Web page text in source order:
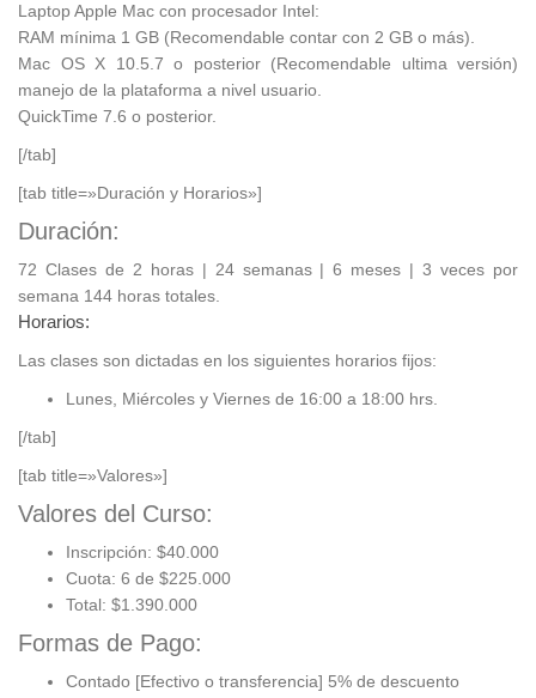
Laptop Apple Mac con procesador Intel:
RAM mínima 1 GB (Recomendable contar con 2 GB o más).
Mac OS X 10.5.7 o posterior (Recomendable ultima versión)
manejo de la plataforma a nivel usuario.
QuickTime 7.6 o posterior.
[/tab]
[tab title=»Duración y Horarios»]
Duración:
72 Clases de 2 horas | 24 semanas | 6 meses | 3 veces por
semana 144 horas totales.
Horarios:
Las clases son dictadas en los siguientes horarios fijos:
Lunes, Miércoles y Viernes de 16:00 a 18:00 hrs.
[/tab]
[tab title=»Valores»]
Valores del Curso:
Inscripción: $40.000
Cuota: 6 de $225.000
Total: $1.390.000
Formas de Pago:
Contado [Efectivo o transferencia] 5% de descuento